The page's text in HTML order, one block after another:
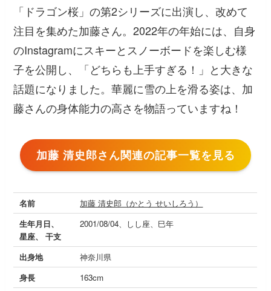
「ドラゴン桜」の第2シリーズに出演し、改めて
注目を集めた加藤さん。2022年の年始には、自身
のInstagramにスキーとスノーボードを楽しむ様
子を公開し、「どちらも上手すぎる！」と大きな
話題になりました。華麗に雪の上を滑る姿は、加
藤さんの身体能力の高さを物語っていますね！
加藤 清史郎さん関連の記事一覧を見る
名前
加藤 清史郎（かとう せいしろう）
生年月日、
星座、 干支
2001/08/04、しし座、巳年
出身地
神奈川県
身長
163cm